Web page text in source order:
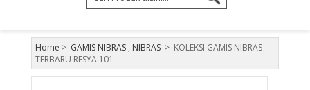
Home > GAMIS NIBRAS, NIBRAS > KOLEKSI GAMIS NIBRAS
TERBARU RESYA 101